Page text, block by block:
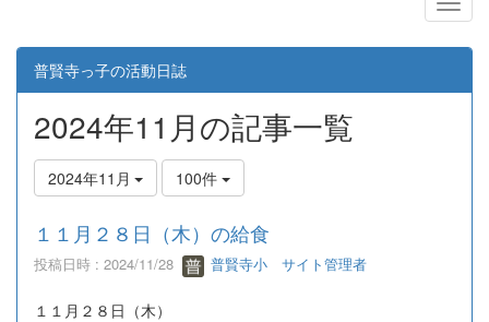
普賢寺っ子の活動日誌
2024年11月の記事一覧
2024年11月 100件
１１月２８日（木）の給食
投稿日時 : 2024/11/28 普賢寺小 サイト管理者
１１月２８日（木）